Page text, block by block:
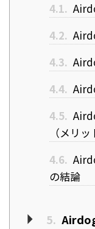
4.1.
4.2.
4.3.
4.4.
4.5.
（メリ
4.6.
の結論
5.